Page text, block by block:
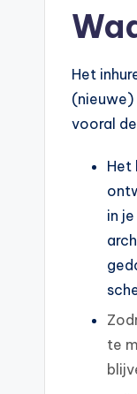
Het
(nieuwe)
vooral
Het
in
te